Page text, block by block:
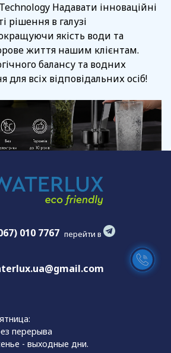
Надавати інноваційні
рішення в галузі
якість води та
життя нашим клієнтам.
балансу та водних
для всіх відповідальних осіб!
010 7767 перейти в
перерыва
- выходные дни.